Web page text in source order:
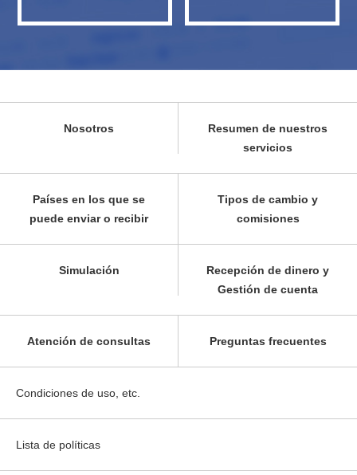
Nosotros
Resumen de nuestros
servicios
Países en los que se
puede enviar o recibir
Tipos de cambio y
comisiones
Simulación
Recepción de dinero y
Gestión de cuenta
Atención de consultas Preguntas frecuentes
Condiciones de uso, etc.
Lista de políticas